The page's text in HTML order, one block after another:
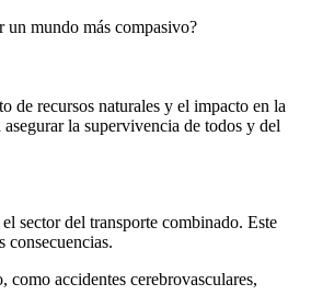
un mundo más compasivo?
de recursos naturales y el impacto en la
la supervivencia de todos y del
sector del transporte combinado. Este
consecuencias.
como accidentes cerebrovasculares,